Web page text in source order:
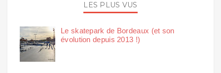
LES PLUS VUS
Le skatepark de Bordeaux (et son
évolution depuis 2013 !)